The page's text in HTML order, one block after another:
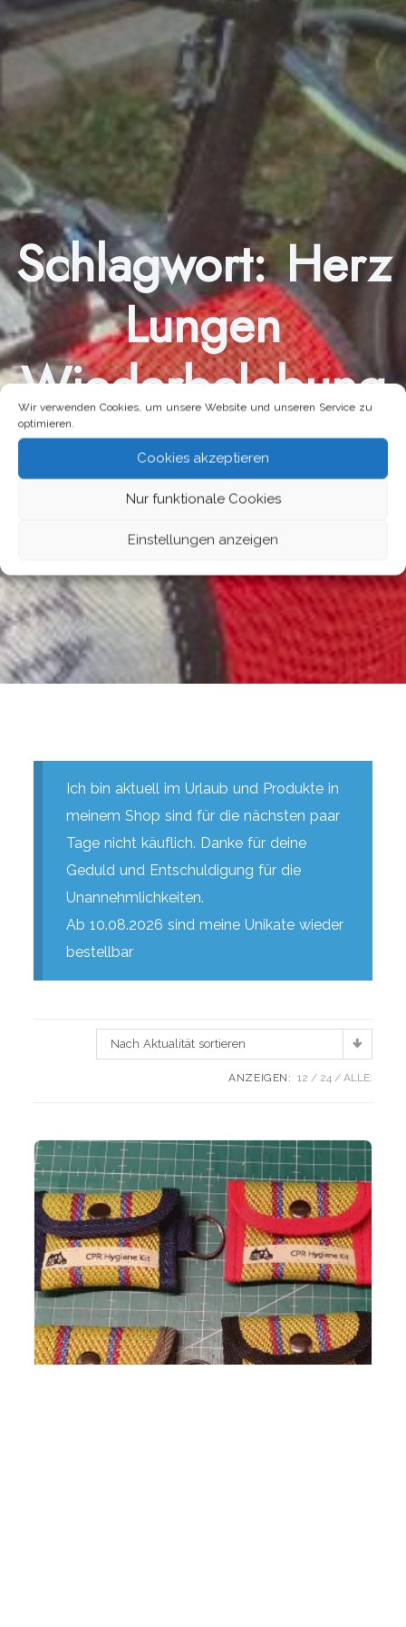
Wir verwenden Cookies, um unsere Website und unseren Service zu
optimieren.
Cookies akzeptieren
Nur funktionale Cookies
Einstellungen anzeigen
Schlagwort:Herz
Lungen
Wiederbelebung
Ich bin aktuell im Urlaub und Produkte in
meinem Shop sind für die nächsten paar
Tage nicht käuflich. Danke für deine
Geduld und Entschuldigung für die
Unannehmlichkeiten.
Ab 10.08.2026 sind meine Unikate wieder
bestellbar
Nach Aktualität sortieren
ANZEIGEN: 12 24 ALLE: